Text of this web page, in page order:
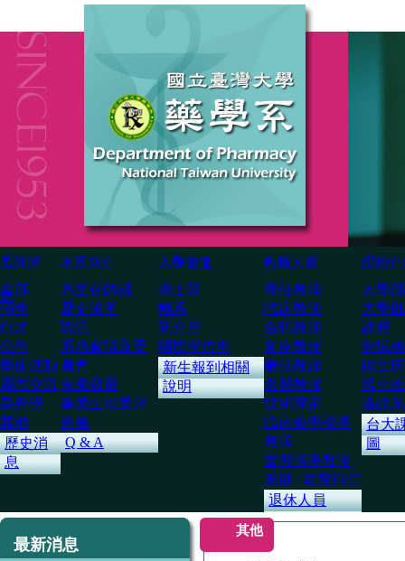
最新消
息
本系簡介 入學管道 教職人員 課程介
全部
招生
徵才
公告
學術活動
國際交流
榮譽榜
其他
歷史消
息
系主任的話
歷史沿革
現況
系務會議及委
員會
未來發展
畢業生就業與
進修
Q & A
學士班
轉系
研究所
國際學位生
新生報到相關
說明
専任教師
臨床教師
合聘教師
客座教師
兼任教師
名譽教授
技術専家
臨床藥學指導
教師
實習指導教師
系辦 / 駐警同仁
退休人員
大學部
大學
課程
領域
碩士班
博士班
選課
台大
圖
最新消息
其他